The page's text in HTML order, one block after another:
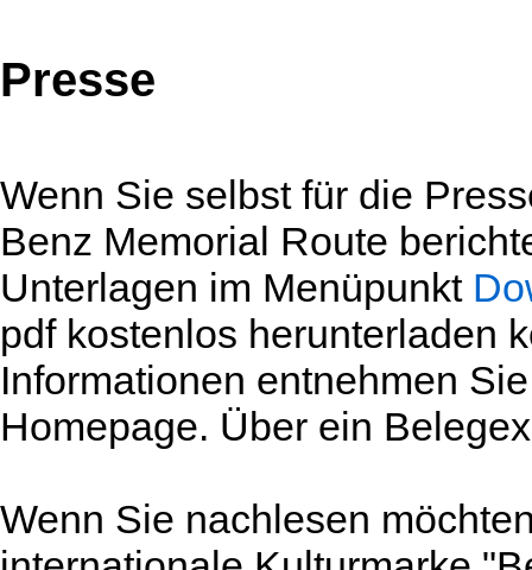
Presse
Wenn Sie selbst für die
Benz Memorial Route
Unterlagen im Menüpunkt
pdf kostenlos herunterladen
Informationen entnehmen
Homepage. Über ein
Wenn Sie nachlesen